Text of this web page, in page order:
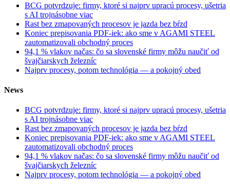
BCG potvrdzuje: firmy, ktoré si najprv upracú procesy, ušetria
s AI trojnásobne viac
Rast bez zmapovaných procesov je jazda bez bŕzd
Koniec prepisovania PDF-iek: ako sme v AGAMI STEEL
zautomatizovali obchodný proces
94,1 % vlakov načas: čo sa slovenské firmy môžu naučiť od
švajčiarskych železníc
Najprv procesy, potom technológia — a pokojný obed
News
BCG potvrdzuje: firmy, ktoré si najprv upracú procesy, ušetria
s AI trojnásobne viac
Rast bez zmapovaných procesov je jazda bez bŕzd
Koniec prepisovania PDF-iek: ako sme v AGAMI STEEL
zautomatizovali obchodný proces
94,1 % vlakov načas: čo sa slovenské firmy môžu naučiť od
švajčiarskych železníc
Najprv procesy, potom technológia — a pokojný obed